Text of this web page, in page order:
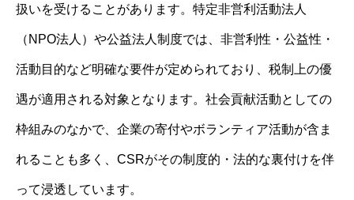
扱いを受けることがあります。特定非営利活動法人
（NPO法人）や公益法人制度では、非営利性・公益性・
活動目的など明確な要件が定められており、税制上の優
遇が適用される対象となります。社会貢献活動としての
枠組みのなかで、企業の寄付やボランティア活動が含ま
れることも多く、CSRがその制度的・法的な裏付けを伴
って浸透しています。